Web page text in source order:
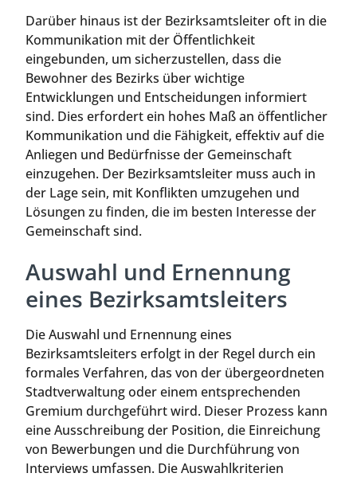
Darüber hinaus ist der Bezirksamtsleiter oft in die
Kommunikation mit der Öffentlichkeit
eingebunden, um sicherzustellen, dass die
Bewohner des Bezirks über wichtige
Entwicklungen und Entscheidungen informiert
sind. Dies erfordert ein hohes Maß an öffentlicher
Kommunikation und die Fähigkeit, effektiv auf die
Anliegen und Bedürfnisse der Gemeinschaft
einzugehen. Der Bezirksamtsleiter muss auch in
der Lage sein, mit Konflikten umzugehen und
Lösungen zu finden, die im besten Interesse der
Gemeinschaft sind.
Auswahl und Ernennung
eines Bezirksamtsleiters
Die Auswahl und Ernennung eines
Bezirksamtsleiters erfolgt in der Regel durch ein
formales Verfahren, das von der übergeordneten
Stadtverwaltung oder einem entsprechenden
Gremium durchgeführt wird. Dieser Prozess kann
eine Ausschreibung der Position, die Einreichung
von Bewerbungen und die Durchführung von
Interviews umfassen. Die Auswahlkriterien